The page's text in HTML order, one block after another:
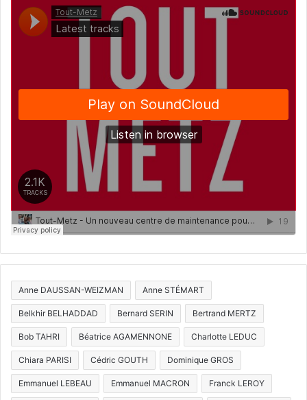
Anne DAUSSAN-WEIZMAN Anne STÉMART
Belkhir BELHADDAD Bernard SERIN Bertrand MERTZ
Bob TAHRI Béatrice AGAMENNONE Charlotte LEDUC
Chiara PARISI Cédric GOUTH Dominique GROS
Emmanuel LEBEAU Emmanuel MACRON Franck LEROY